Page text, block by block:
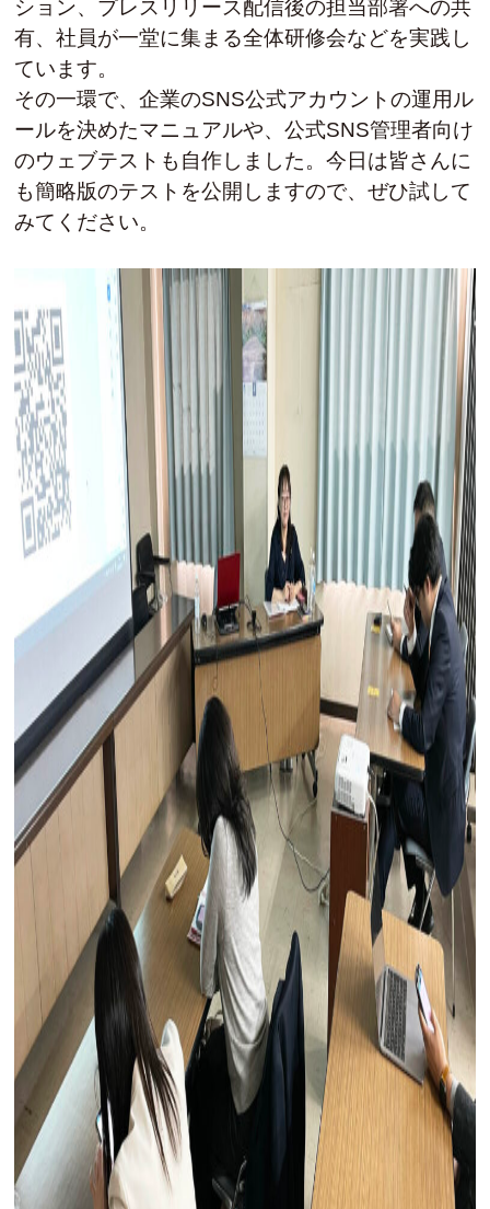
ション、プレスリリース配信後の担当部署への共
有、社員が一堂に集まる全体研修会などを実践し
ています。
その一環で、企業のSNS公式アカウントの運用ル
ールを決めたマニュアルや、公式SNS管理者向け
のウェブテストも自作しました。今日は皆さんに
も簡略版のテストを公開しますので、ぜひ試して
みてください。